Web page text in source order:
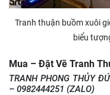
Tranh thuận buồm xuôi
biểu
Mua – Đặt Vẽ Tranh
TRANH PHONG THỦY
– 0982444251 (ZALO)